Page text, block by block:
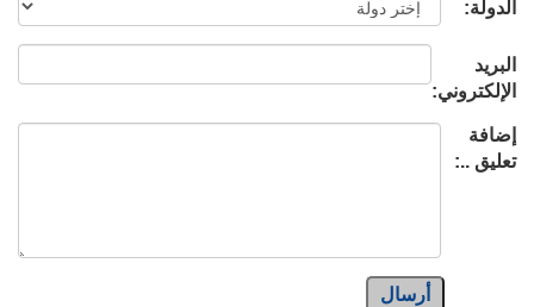
الدولة:
البريد
الإلكتروني:
إضافة
تعليق ..:
أرسال